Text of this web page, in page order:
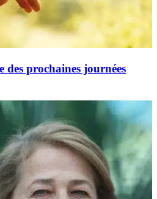
des prochaines journées